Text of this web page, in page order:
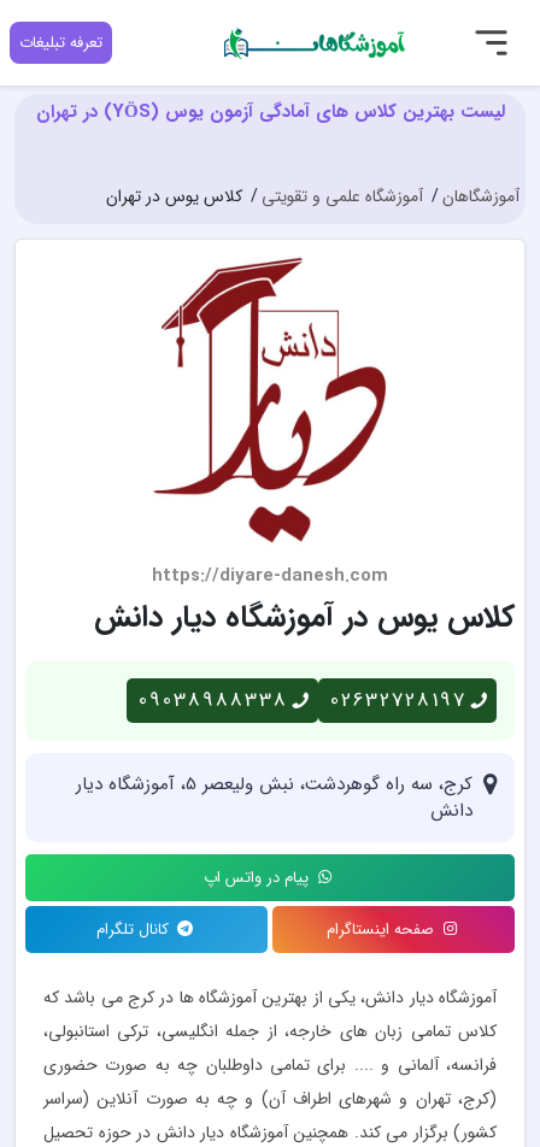
تعرفه تبلیغات
لیست بهترین کلاس های آمادگی آزمون یوس (YÖS) در تهران
آموزشگاهان آموزشگاه علمی و تقویتی کلاس یوس در تهران
https://diyare-danesh.com
کلاس یوس در آموزشگاه دیار دانش
02632728197
09038988338
کرج، سه راه گوهردشت، نبش ولیعصر 5، آموزشگاه دیار
دانش
پیام در واتس اپ
صفحه اینستاگرام کانال تلگرام
آموزشگاه دیار دانش، یکی از بهترین آموزشگاه ها در کرج می باشد که
کلاس تمامی زبان های خارجه، از جمله انگلیسی، ترکی استانبولی،
فرانسه، آلمانی و .... برای تمامی داوطلبان چه به صورت حضوری
(کرج، تهران و شهرهای اطراف آن) و چه به صورت آنلاین (سراسر
کشور) برگزار می کند. همچنین آموزشگاه دیار دانش در حوزه تحصیل